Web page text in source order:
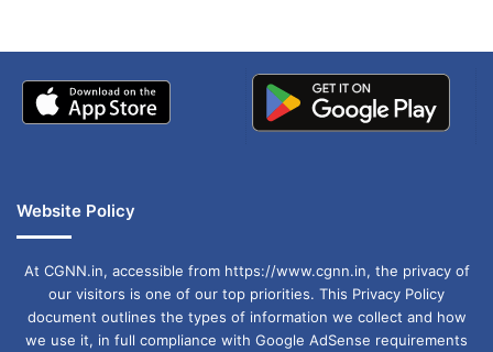
Website Policy
At CGNN.in, accessible from https://www.cgnn.in, the privacy of
our visitors is one of our top priorities. This Privacy Policy
document outlines the types of information we collect and how
we use it, in full compliance with Google AdSense requirements